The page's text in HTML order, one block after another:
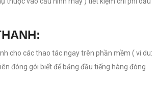
cho các thao tác ngay trên phần mềm ( vi du:
đóng gói biết để bắng đầu tiếng hàng đóng